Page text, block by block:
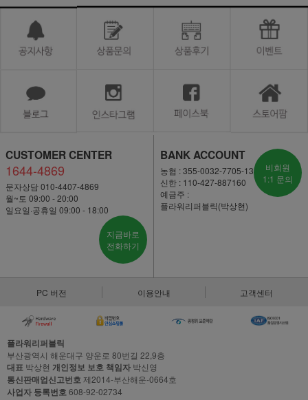
CUSTOMER CENTER
1644-4869
문자상담 010-4407-4869
월~토 09:00 - 20:00
일요일·공휴일 09:00 - 18:00
지금바로
전화하기
BANK ACCOUNT
농협 : 355-0032-7705-13
신한 : 110-427-887160
예금주 :
플라워리퍼블릭(박상현)
비회원
1:1 문의
PC 버전 이용안내 고객센터
플라워리퍼블릭
부산광역시 해운대구 양운로 80번길 22,9층
대표 박상현 개인정보 보호 책임자 박신영
통신판매업신고번호제2014-부산해운-0664호
사업자 등록번호608-92-02734